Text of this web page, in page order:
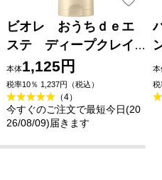
ビオレ おうちｄｅエ
ステ ディープクレイ
洗顔 １８０ｇ 花王
本体1,125円
税率10％ 1,237円（税込）
（4）
今すぐのご注文で最短今日(20
26/08/09)届きます
本
税